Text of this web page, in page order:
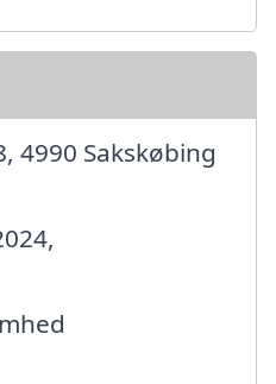
4990 Sakskøbing